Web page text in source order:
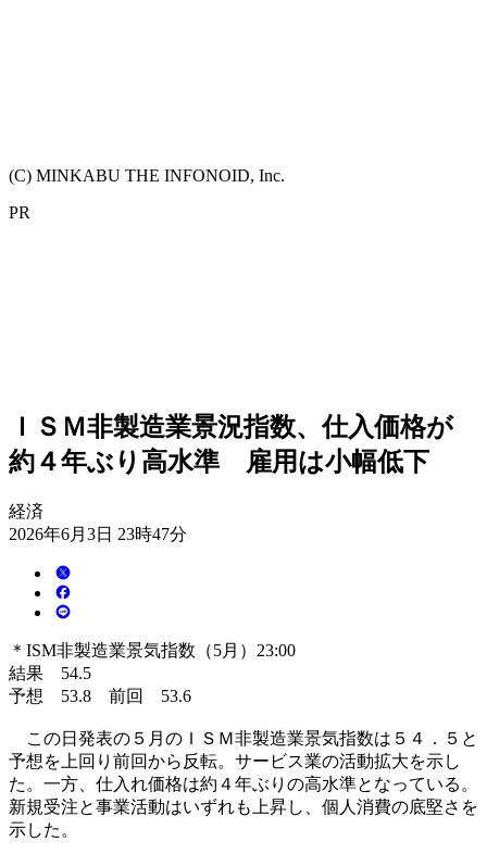
(C) MINKABU THE INFONOID, Inc.
PR
ＩＳＭ非製造業景況指数、仕入価格が
約４年ぶり高水準 雇用は小幅低下
経済
2026年6月3日 23時47分
＊ISM非製造業景気指数（5月）23:00
結果 54.5
予想 53.8 前回 53.6
この日発表の５月のＩＳＭ非製造業景気指数は５４．５と
予想を上回り前回から反転。サービス業の活動拡大を示し
た。一方、仕入れ価格は約４年ぶりの高水準となっている。
新規受注と事業活動はいずれも上昇し、個人消費の底堅さを
示した。